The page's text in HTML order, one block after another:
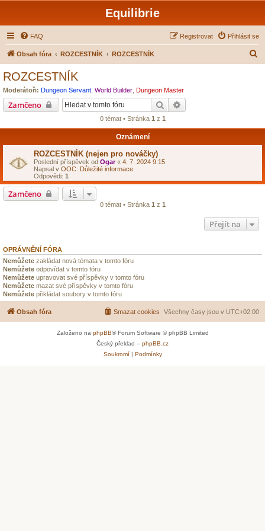
Equilibrie
FAQ Přihlásit se
Registrovat
Obsah fóra ROZCESTNÍK ROZCESTNÍK
ROZCESTNÍK
Moderátoři: Dungeon Servant World Builder Dungeon Master
Zamčeno Hledat
0 témat • Stránka 1 z 1
Oznámení
ROZCESTNÍK (nejen pro nováčky)
Poslední příspěvek od Ogar« 4. 7. 2024 9.15
Napsal v OOC: Důležité informace
Odpovědi: 1
Zamčeno
0 témat • Stránka 1 z 1
Přejít na
OPRÁVNĚNÍ FÓRA
Nemůžete zakládat nová témata v tomto fóru
Nemůžete odpovídat v tomto fóru
Nemůžete upravovat své příspěvky v tomto fóru
Nemůžete mazat své příspěvky v tomto fóru
Nemůžete přikládat soubory v tomto fóru
Obsah fóra Všechny časy jsou v UTC+02:00
Smazat cookies
Založeno na phpBB® Forum Software © phpBB Limited
Český překlad – phpBB.cz
Soukromí| Podmínky